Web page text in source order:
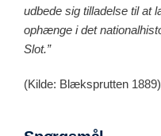
udbede sig tilladelse til at
ophænge i det
Slot.”
(Kilde: Blæksprutten 1889)